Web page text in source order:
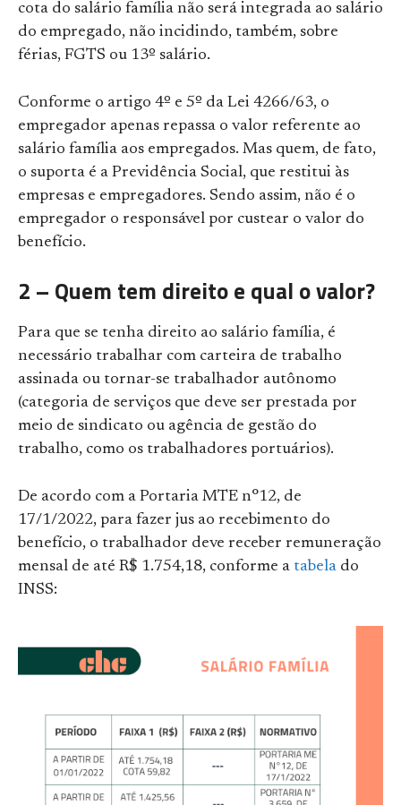
cota do salário família não será integrada ao salário
do empregado, não incidindo, também, sobre
férias, FGTS ou 13º salário.
Conforme o artigo 4º e 5º da Lei 4266/63, o
empregador apenas repassa o valor referente ao
salário família aos empregados. Mas quem, de fato,
o suporta é a Previdência Social, que restitui às
empresas e empregadores. Sendo assim, não é o
empregador o responsável por custear o valor do
benefício.
2 – Quem tem direito e qual o valor?
Para que se tenha direito ao salário família, é
necessário trabalhar com carteira de trabalho
assinada ou tornar-se trabalhador autônomo
(categoria de serviços que deve ser prestada por
meio de sindicato ou agência de gestão do
trabalho, como os trabalhadores portuários).
De acordo com a Portaria MTE n°12, de
17/1/2022, para fazer jus ao recebimento do
benefício, o trabalhador deve receber remuneração
mensal de até R$ 1.754,18, conforme a tabela do
INSS: